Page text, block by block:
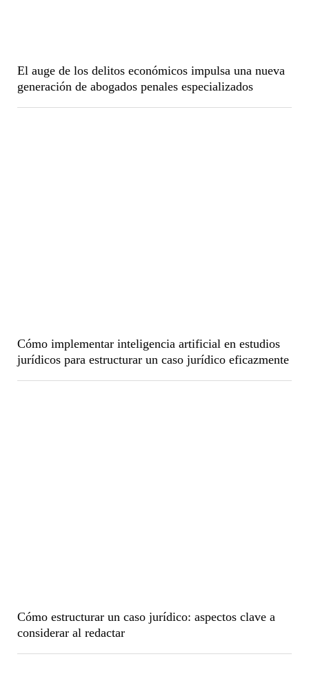
El auge de los delitos económicos impulsa una nueva
generación de abogados penales especializados
Cómo implementar inteligencia artificial en estudios
jurídicos para estructurar un caso jurídico eficazmente
Cómo estructurar un caso jurídico: aspectos clave a
considerar al redactar